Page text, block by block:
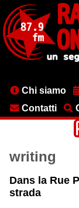
contenuto
principale
MenuChi siamo
Contatti
writing
Dans la Rue
strada